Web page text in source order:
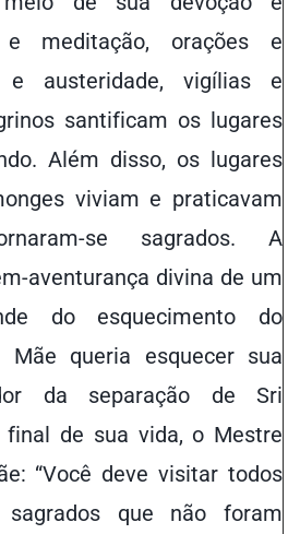
e meditação, orações e
e austeridade, vigílias e
santificam os lugares
Além disso, os lugares
viviam e praticavam
se sagrados. A
aventurança divina de um
do esquecimento do
Mãe queria esquecer sua
da separação de Sri
final de sua vida, o Mestre
“Você deve visitar todos
sagrados que não foram